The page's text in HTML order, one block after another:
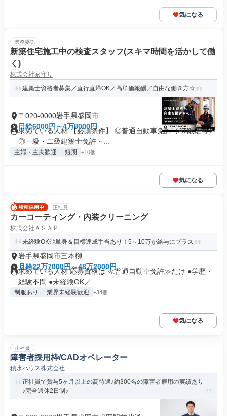
気になる
業務委託
新築住宅施工中の検査スタッフ(スキマ時間を活かして働
く)
株式会社家守り
建築士資格者募集／直行直帰OK／高単価報酬／自由な働き方☆
〒020-0000岩手県盛岡市
日給6000円～4万8000円
求めている人材 【必須条件】 ◎普通自動車免許（AT限定可）
◎一級・二級建築士免許・...
主婦・主夫歓迎 短期 +10個
気になる
正社員
カーコーティング・内装クリーニング
株式会社ＡＳＡＰ
未経験OK◎単身＆目標達成手当あり！5～10万が給与にプラス
岩手県盛岡市三本柳
月給22万7000円～48万2000円
求めている人材 応募資格は ≪普通自動車免許≫だけ ●学歴・
経験不問 ●未経験OK／...
制服あり 業界未経験歓迎 +34個
気になる
正社員
障害者採用枠/CADオペレーター
積水ハウス株式会社
正社員で賞与5ヶ月以上の高待遇♪約300名の障害者雇用の実績あり
♪完全週休2日制♪